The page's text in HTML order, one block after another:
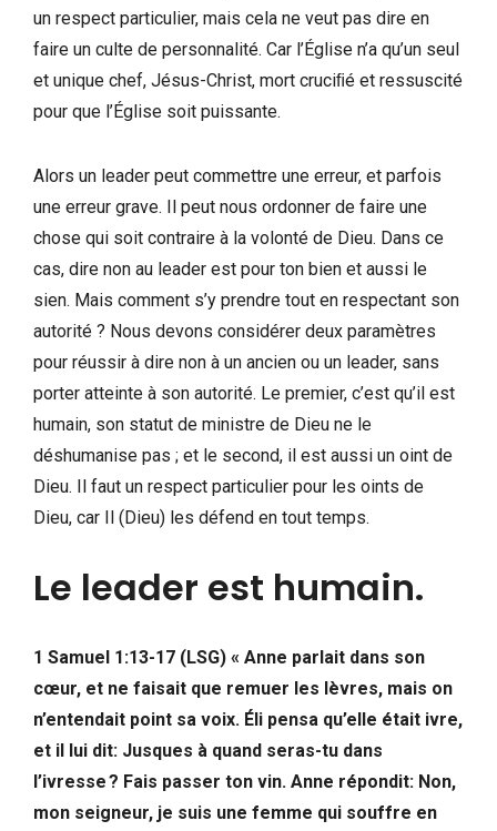
un respect particulier, mais cela ne veut pas dire en
faire un culte de personnalité. Car l’Église n’a qu’un seul
et unique chef, Jésus-Christ, mort cruciﬁé et ressuscité
pour que l’Église soit puissante.
Alors un leader peut commettre une erreur, et parfois
une erreur grave. Il peut nous ordonner de faire une
chose qui soit contraire à la volonté de Dieu. Dans ce
cas, dire non au leader est pour ton bien et aussi le
sien. Mais comment s’y prendre tout en respectant son
autorité ? Nous devons considérer deux paramètres
pour réussir à dire non à un ancien ou un leader, sans
porter atteinte à son autorité. Le premier, c’est qu’il est
humain, son statut de ministre de Dieu ne le
déshumanise pas ; et le second, il est aussi un oint de
Dieu. Il faut un respect particulier pour les oints de
Dieu, car Il (Dieu) les défend en tout temps.
Le leader est humain.
1 Samuel 1:13-17 (LSG) « Anne parlait dans son
cœur, et ne faisait que remuer les lèvres, mais on
n’entendait point sa voix. Éli pensa qu’elle était ivre,
et il lui dit: Jusques à quand seras-tu dans
l’ivresse ? Fais passer ton vin. Anne répondit: Non,
mon seigneur, je suis une femme qui souffre en